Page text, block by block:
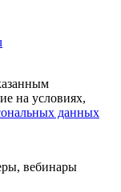
на условиях,
данных
вебинары